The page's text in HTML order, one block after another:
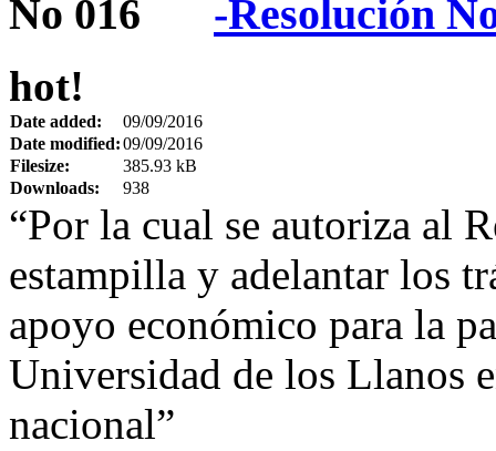
-Resolución
hot!
Date added:
09/09/2016
Date modified:09/09/2016
Filesize:
385.93 kB
Downloads:
938
“Por la cual se autoriza al
estampilla y adelantar los
apoyo económico para la
Universidad de los Llanos
nacional”